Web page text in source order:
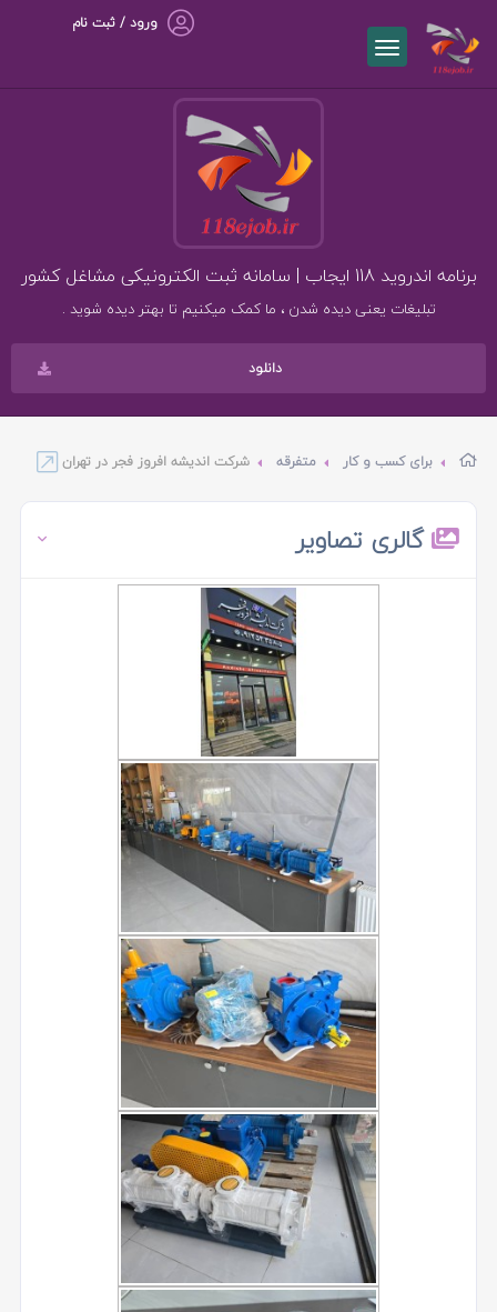
ورود / ثبت نام
برنامه اندروید 118 ایجاب | سامانه ثبت الکترونیکی مشاغل کشور
تبلیغات یعنی دیده شدن ، ما کمک میکنیم تا بهتر دیده شوید .
دانلود
برای کسب و کار متفرقه شرکت اندیشه افروز فجر در تهران
گالری تصاویر